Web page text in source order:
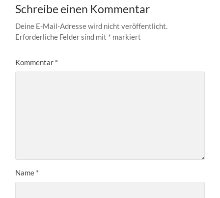
Schreibe einen Kommentar
Deine E-Mail-Adresse wird nicht veröffentlicht.
Erforderliche Felder sind mit * markiert
Kommentar *
Name *